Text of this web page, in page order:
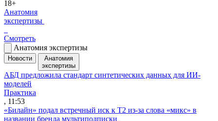
18+
Анатомия
экспертизы
Смотреть
Анатомия экспертизы
Новости
Анатомия
экспертизы
АБД предложила стандарт синтетических данных для ИИ-
моделей
Практика
, 11:53
«Билайн» подал встречный иск к Т2 из-за слова «микс» в
названии бренда мультиподписки